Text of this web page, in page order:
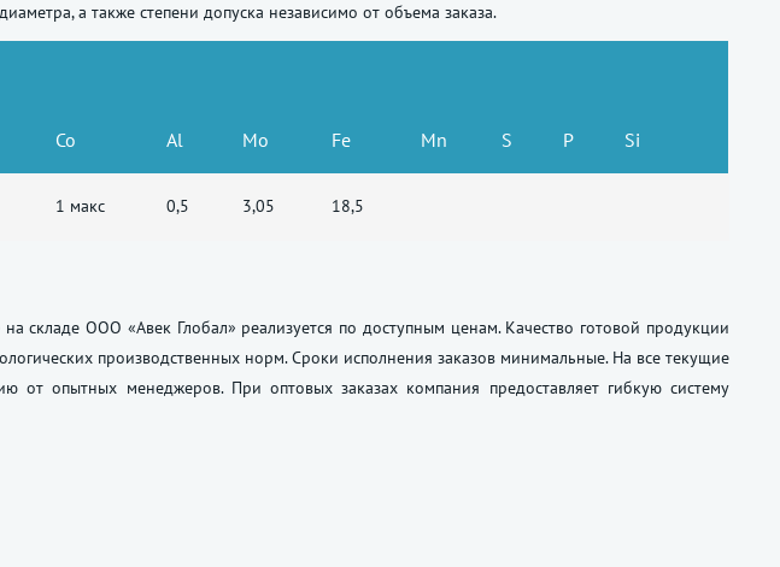
а также степени допуска независимо от объема заказа.
Co Al Mo Fe Mn S P Si
1 макс 0,5 3,05 18,5
складе ООО «Авек Глобал» реализуется по доступным ценам. Качество готовой продукции
производственных норм. Сроки исполнения заказов минимальные. На все текущие
от опытных менеджеров. При оптовых заказах компания предоставляет гибкую систему